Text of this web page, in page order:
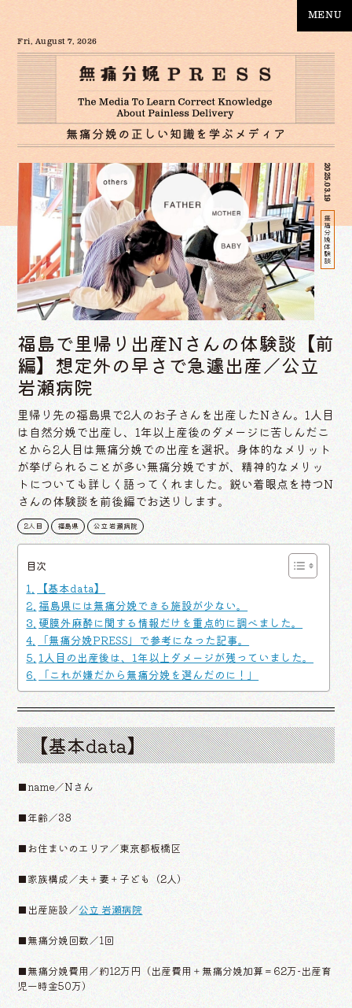
MENU
Fri, August 7, 2026
2025.03.19
無痛分娩体験談
福島で里帰り出産Nさんの体験談【前
編】想定外の早さで急遽出産／公立
岩瀬病院
里帰り先の福島県で2人のお子さんを出産したNさん。1人目
は自然分娩で出産し、1年以上産後のダメージに苦しんだこ
とから2人目は無痛分娩での出産を選択。身体的なメリット
が挙げられることが多い無痛分娩ですが、精神的なメリッ
トについても詳しく語ってくれました。鋭い着眼点を持つN
さんの体験談を前後編でお送りします。
2人目 福島県 公立 岩瀬病院
目次
【基本data】
福島県には無痛分娩できる施設が少ない。
硬膜外麻酔に関する情報だけを重点的に調べました。
「無痛分娩PRESS」で参考になった記事。
1人目の出産後は、1年以上ダメージが残っていました。
「これが嫌だから無痛分娩を選んだのに！」
【基本data】
■name／Nさん
■年齢／38
■お住まいのエリア／東京都板橋区
■家族構成／夫＋妻＋子ども（2人）
■出産施設／公立 岩瀬病院
■無痛分娩回数／1回
■無痛分娩費用／約12万円（出産費用＋無痛分娩加算＝62万−出産育
児一時金50万）